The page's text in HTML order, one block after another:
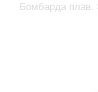
Бомбарда плав.